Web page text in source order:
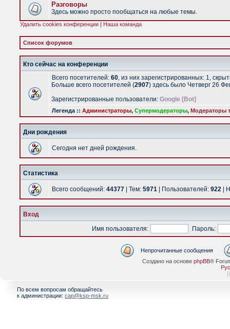
Разговоры
Здесь можно просто пообщаться на любые темы.
Удалить cookies конференции | Наша команда
Список форумов
Кто сейчас на конференции
Всего посетителей: 60, из них зарегистрированных: 1,
Больше всего посетителей (2907) здесь было Четверг 26
Зарегистрированные пользователи: Google [Bot]
Легенда :: Администраторы, Супермодераторы, Модераторы
Дни рождения
Сегодня нет дней рождения.
Статистика
Всего сообщений: 44377 | Тем: 5971 | Пользователей: 922 |
Вход
Имя пользователя:
Пароль:
Непрочитанные сообщения
Создано на основе phpBB®
[
По всем вопросам обращайтесь
к администрации: cap@ksp-msk.ru